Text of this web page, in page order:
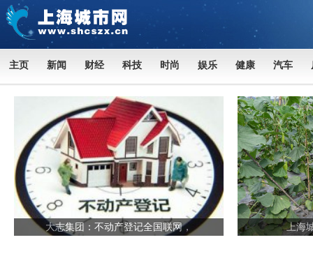
主页 新闻 财经 科技 时尚 娱乐 健康 汽车
大志集团：不动产登记全国联网， 上海